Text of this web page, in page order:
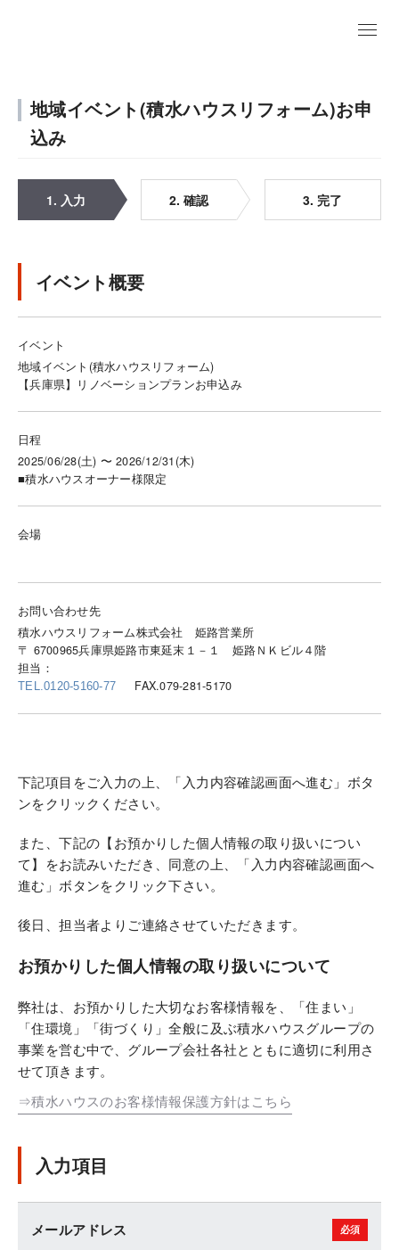
地域イベント(積水ハウスリフォーム)お申
込み
1. 入力 2. 確認 3. 完了
イベント概要
イベント
地域イベント(積水ハウスリフォーム)
【兵庫県】リノベーションプランお申込み
日程
2025/06/28(土) 〜 2026/12/31(木)
■積水ハウスオーナー様限定
会場
お問い合わせ先
積水ハウスリフォーム株式会社 姫路営業所
〒 6700965兵庫県姫路市東延末１－１ 姫路ＮＫビル４階
担当：
TEL.0120-5160-77 FAX.079-281-5170
下記項目をご入力の上、「入力内容確認画面へ進む」ボタ
ンをクリックください。
また、下記の【お預かりした個人情報の取り扱いについ
て】をお読みいただき、同意の上、「入力内容確認画面へ
進む」ボタンをクリック下さい。
後日、担当者よりご連絡させていただきます。
お預かりした個人情報の取り扱いについて
弊社は、お預かりした大切なお客様情報を、「住まい」
「住環境」「街づくり」全般に及ぶ積水ハウスグループの
事業を営む中で、グループ会社各社とともに適切に利用さ
せて頂きます。
⇒積水ハウスのお客様情報保護方針はこちら
入力項目
メールアドレス